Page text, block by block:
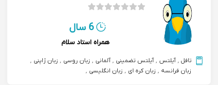
6 سال
همراه استاد سلام
تافل , آیلتس , آیلتس تضمینی , آلمانی , زبان روسی , زبان ژاپنی ,
زبان فرانسه , زبان کره ای , زبان انگلیسی ,